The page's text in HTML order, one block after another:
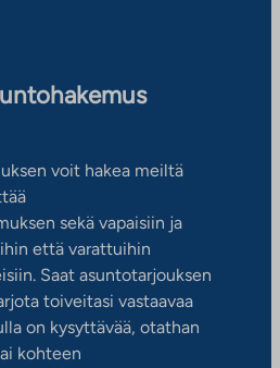
voit hakea meiltä
sekä vapaisiin ja
että varattuihin
Saat asuntotarjouksen
toiveitasi vastaavaa
on kysyttävää, otathan
kohteen